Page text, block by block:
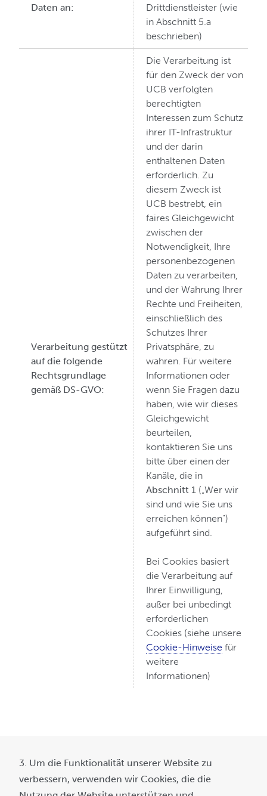
Daten an:
Drittdienstleister (wie
in Abschnitt 5.a
beschrieben)
Verarbeitung gestützt
auf die folgende
Rechtsgrundlage
gemäß DS-GVO:
Die Verarbeitung ist
für den Zweck der von
UCB verfolgten
berechtigten
Interessen zum Schutz
ihrer IT-Infrastruktur
und der darin
enthaltenen Daten
erforderlich. Zu
diesem Zweck ist
UCB bestrebt, ein
faires Gleichgewicht
zwischen der
Notwendigkeit, Ihre
personenbezogenen
Daten zu verarbeiten,
und der Wahrung Ihrer
Rechte und Freiheiten,
einschließlich des
Schutzes Ihrer
Privatsphäre, zu
wahren. Für weitere
Informationen oder
wenn Sie Fragen dazu
haben, wie wir dieses
Gleichgewicht
beurteilen,
kontaktieren Sie uns
bitte über einen der
Kanäle, die in
Abschnitt 1 („Wer wir
sind und wie Sie uns
erreichen können")
aufgeführt sind.
Bei Cookies basiert
die Verarbeitung auf
Ihrer Einwilligung,
außer bei unbedingt
erforderlichen
Cookies (siehe unsere
Cookie-Hinweise für
weitere
Informationen)
3. Um die Funktionalität unserer Website zu
verbessern, verwenden wir Cookies, die die